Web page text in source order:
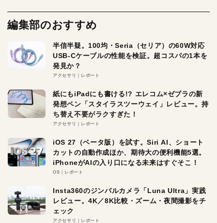
編集部のおすすめ
半信半疑。100均・Seria（セリア）の60W対応
USB-Cケーブルの性能を検証。超コスパの1本を
発見か？
アクセサリ レポート
紙にもiPadにも書ける!? エレコム×ゼブラの新
発想ペン「スタイラスツーウェイ」レビュー。持
ち替え不要がラクすぎた！
アクセサリ レポート
iOS 27（ベータ版）を試す。Siri AI、ショート
カットの自動作成ほか、期待大の便利機能5選。
iPhoneがAIの入り口になる未来はすぐそこ！
OS レポート
Insta360のジンバルカメラ「Luna Ultra」実践
レビュー。4K／8K比較・ズーム・夜間撮影をチ
ェック
アクセサリ レポート